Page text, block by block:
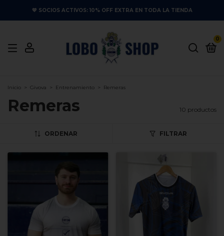
💙 SOCIOS ACTIVOS: 10% OFF EXTRA EN TODA LA TIENDA
0
Inicio > Givova > Entrenamiento > Remeras
Remeras 10 productos
ORDENAR FILTRAR